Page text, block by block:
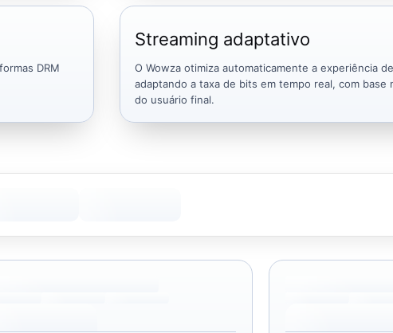
DRM
Streaming adaptativo
O Wowza otimiza automaticamente a experiência
adaptando a taxa de bits em tempo real, com base
do usuário final.